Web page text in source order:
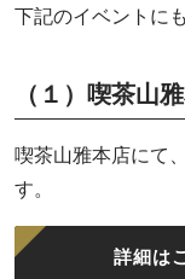
下記のイベントに
（１）喫茶山
喫茶山雅本店にて
す。
詳細は